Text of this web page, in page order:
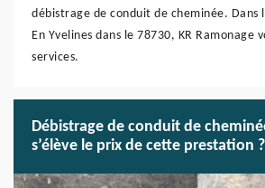
débistrage de conduit de cheminée. Dans
En Yvelines dans le 78730, KR Ramonage
services.
Débistrage de conduit de
s’élève le prix de cette prestation ?